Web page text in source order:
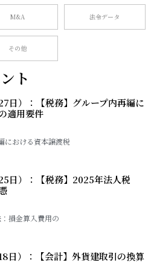
M&A 法令データ
その他
ト
日）：【税務】グループ内再編に
適用要件
における資本譲渡税
日）：【税務】2025年法人税
損金算入費用の
日）：【会計】外貨建取引の換算